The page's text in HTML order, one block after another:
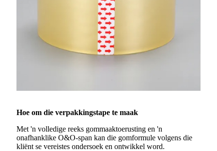
Hoe om die verpakkingstape te maak
Met 'n volledige reeks gommaaktoerusting en 'n
onafhanklike O&O-span kan die gomformule volgens die
kliënt se vereistes ondersoek en ontwikkel word.